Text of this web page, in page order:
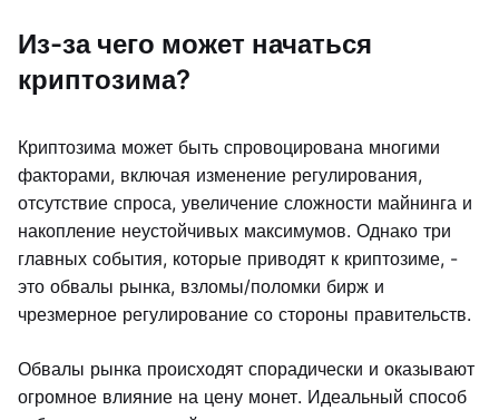
Из-за чего может начаться
криптозима?
Криптозима может быть спровоцирована многими
факторами, включая изменение регулирования,
отсутствие спроса, увеличение сложности майнинга и
накопление неустойчивых максимумов. Однако три
главных события, которые приводят к криптозиме, -
это обвалы рынка, взломы/поломки бирж и
чрезмерное регулирование со стороны правительств.
Обвалы рынка происходят спорадически и оказывают
огромное влияние на цену монет. Идеальный способ